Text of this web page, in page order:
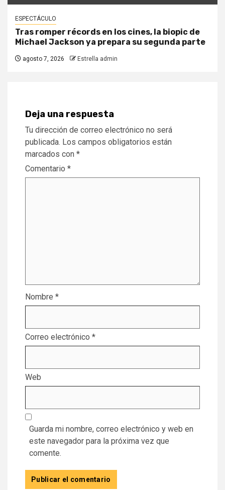
ESPECTÁCULO
Tras romper récords en los cines, la biopic de
Michael Jackson ya prepara su segunda parte
agosto 7, 2026 Estrella admin
Deja una respuesta
Tu dirección de correo electrónico no será
publicada. Los campos obligatorios están
marcados con *
Comentario *
Nombre *
Correo electrónico *
Web
Guarda mi nombre, correo electrónico y web en
este navegador para la próxima vez que
comente.